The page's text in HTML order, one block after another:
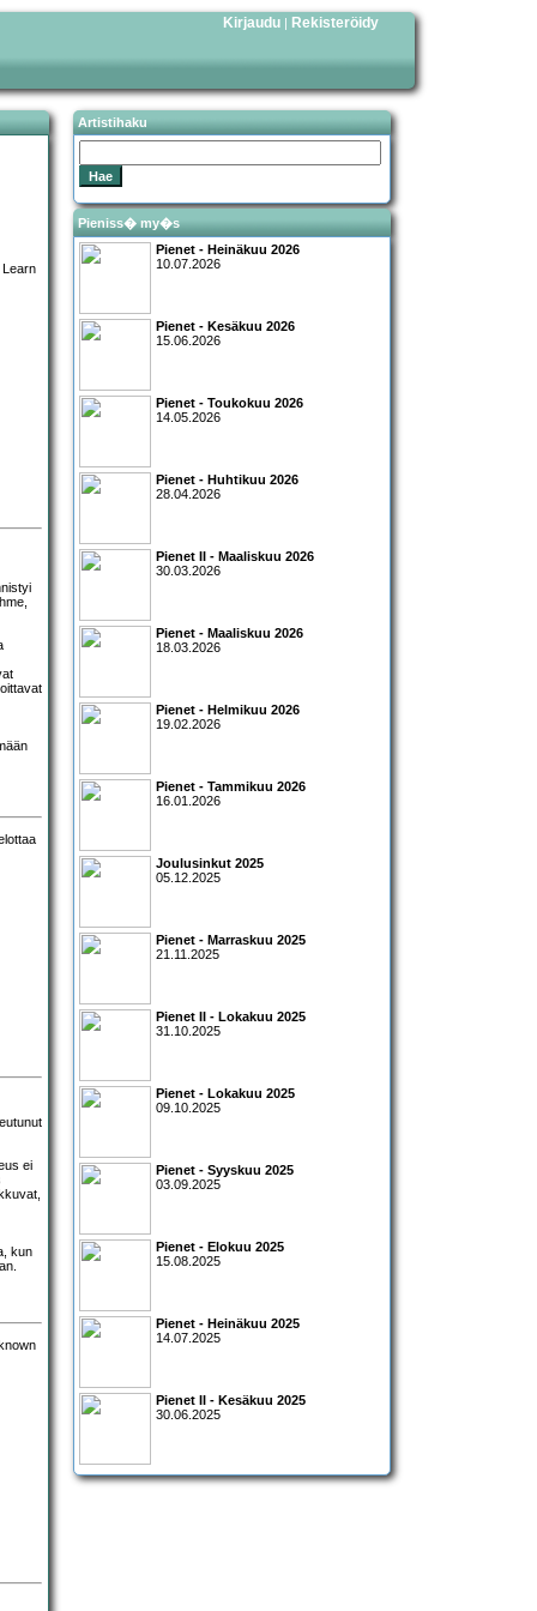
Kirjaudu | Rekisteröidy
ei
kun
Artistihaku
Pieniss� my�s
Pienet - Heinäkuu 2026
10.07.2026
Pienet - Kesäkuu 2026
15.06.2026
Pienet - Toukokuu 2026
14.05.2026
Pienet - Huhtikuu 2026
28.04.2026
Pienet II - Maaliskuu 2026
30.03.2026
Pienet - Maaliskuu 2026
18.03.2026
Pienet - Helmikuu 2026
19.02.2026
Pienet - Tammikuu 2026
16.01.2026
Joulusinkut 2025
05.12.2025
Pienet - Marraskuu 2025
21.11.2025
Pienet II - Lokakuu 2025
31.10.2025
Pienet - Lokakuu 2025
09.10.2025
Pienet - Syyskuu 2025
03.09.2025
Pienet - Elokuu 2025
15.08.2025
Pienet - Heinäkuu 2025
14.07.2025
Pienet II - Kesäkuu 2025
30.06.2025